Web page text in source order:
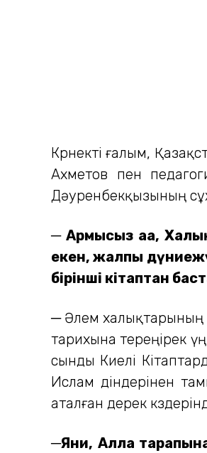
Көрнекті ғалым,
Ахметов пен
Дәуренбекқызының
─ Армысыз аға,
екен, жалпы
бірінші кітаптан
─ Әлем халықтарының
тарихына тереңірек
сынды Киелі
Ислам діндерінен
аталған дерек
─Яғни, Алла